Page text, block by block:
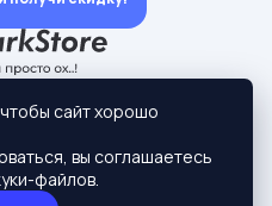
сайт хорошо
вы соглашаетесь
файлов.